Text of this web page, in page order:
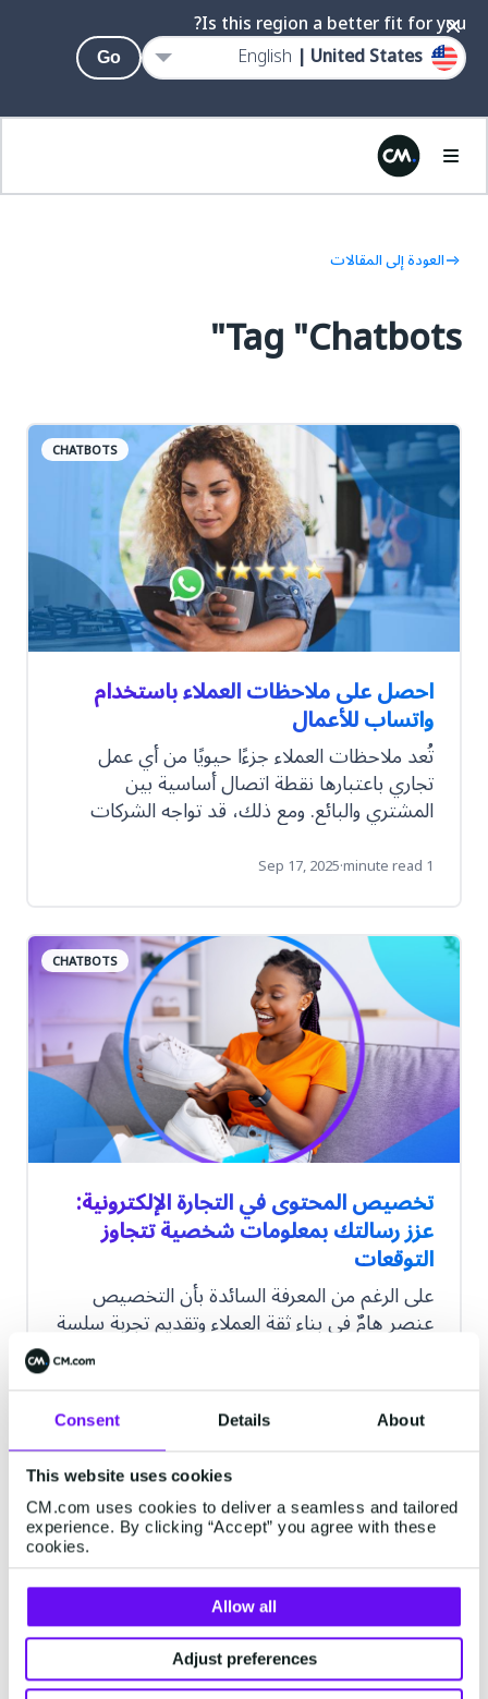
Consent Details About
This website uses cookies
CM.com uses cookies to deliver a seamless and tailored
experience. By clicking “Accept” you agree with these
cookies.
Allow all
Adjust preferences
العودة إلى المقالات
Tag "Chatbots"
CHATBOTS
احصل على ملاحظات العملاء باستخدام
واتساب للأعمال
تُعد ملاحظات العملاء جزءًا حيويًا من أي عمل
تجاري باعتبارها نقطة اتصال أساسية بين
المشتري والبائع. ومع ذلك، قد تواجه الشركات
صعوبات في الحصول على ملاحظات ذات جودة
عالية، لا سيما لأن عملية تقديم وجمع المعلومات
والشركات على حد سواء.
1 minute read
·
Sep 17, 2025
CHATBOTS
تخصيص المحتوى في التجارة الإلكترونية:
عزز رسالتك بمعلومات شخصية تتجاوز
التوقعات
على الرغم من المعرفة السائدة بأن التخصيص
عنصر هامٌ في بناء ثقة العملاء وتقديم تجربة سلسة
للعملاء بمحتوى يخاطب احتياجاتهم تمامًا ويعزز
من ولائهم للشركة، إلّا أن المطلعين على مجالات
التخصيص الواسعة والدقيقة وسبل الاستفادة
منها بالشكل الأنسب هم قلة.
CHATBOTS
Is this region a better fit for you?
United States |
English
Go